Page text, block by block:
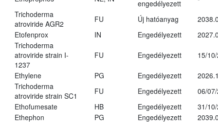
engedélyezett
Trichoderma
atroviride AGR2
FU Új hatóanyag
Etofenprox
IN Engedélyezett
Trichoderma
atroviride strain I-
1237
FU Engedélyezett 15/
Ethylene PG Engedélyezett
Trichoderma
atroviride strain SC1
FU Engedélyezett
06/
Ethofumesate
HB Engedélyezett
31/
Ethephon
PG Engedélyezett